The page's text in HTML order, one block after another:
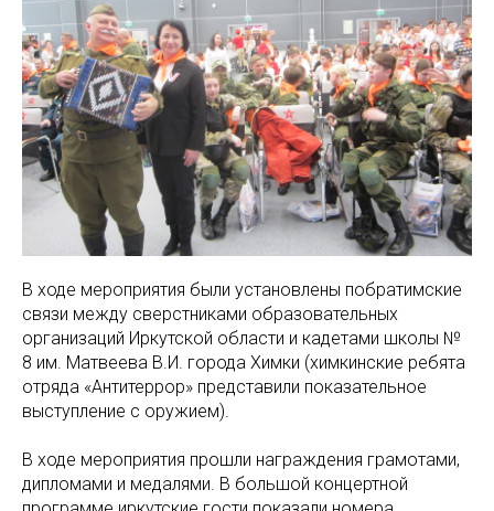
В ходе мероприятия были установлены побратимские
связи между сверстниками образовательных
организаций Иркутской области и кадетами школы №
8 им. Матвеева В.И. города Химки (химкинские ребята
отряда «Антитеррор» представили показательное
выступление с оружием).
В ходе мероприятия прошли награждения грамотами,
дипломами и медалями. В большой концертной